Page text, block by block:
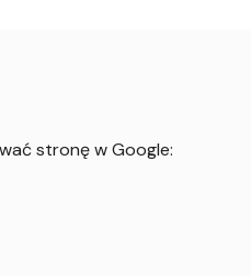
stronę w Google: